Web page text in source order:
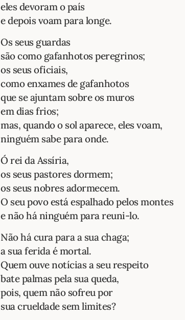
eles devoram o país
e depois voam para longe.
Os seus guardas
são como gafanhotos peregrinos;
os seus oficiais,
como enxames de gafanhotos
que se ajuntam sobre os muros
em dias frios;
mas, quando o sol aparece, eles voam,
ninguém sabe para onde.
Ó rei da Assíria,
os seus pastores dormem;
os seus nobres adormecem.
O seu povo está espalhado pelos montes
e não há ninguém para reuni-lo.
Não há cura para a sua chaga;
a sua ferida é mortal.
Quem ouve notícias a seu respeito
bate palmas pela sua queda,
pois, quem não sofreu por
sua crueldade sem limites?